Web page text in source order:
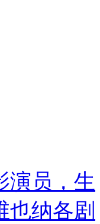
演员，生
也纳各剧